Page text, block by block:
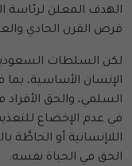
الهدف المعلن لرئاسة
فرص القرن الحادي
لكن السلطات
الإنسان الأساسية،
السلمي، والحق
في عدم الإخضاع
اللاإنسانية أو
الحق في الحياة نفسه.